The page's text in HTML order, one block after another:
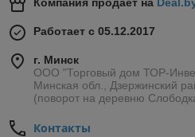
Компания продает на
Работает с 05.12.2017
г. Минск
ООО "Торговый дом ТОР-
Минская обл., Дзержинский
(поворот на деревню
Контакты